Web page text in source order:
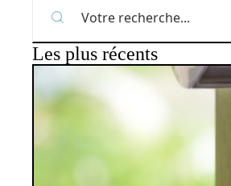
Les plus récents